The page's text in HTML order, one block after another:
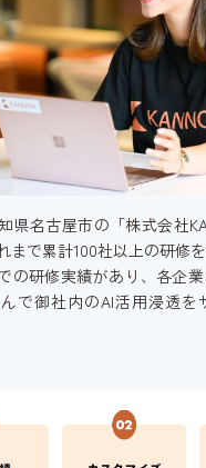
県名古屋市の「株式会社
まで累計100社以上の研修
の研修実績があり、各企
で御社内のAI活用浸透を